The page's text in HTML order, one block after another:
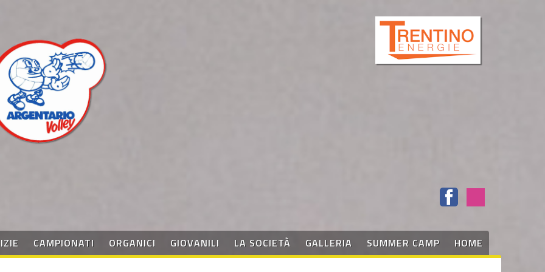
CAMPIONATI ORGANICI GIOVANILI LA SOCIETÀ GALLERIA SUMMER CAMP HOME